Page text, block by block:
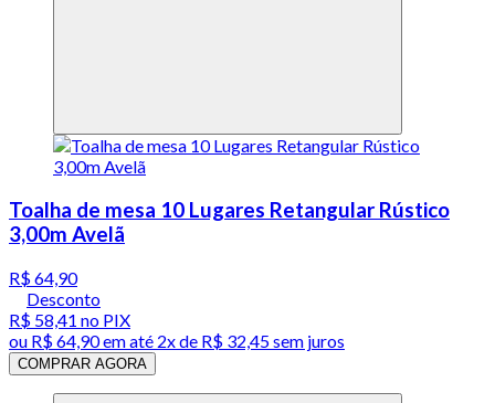
Toalha de mesa 10 Lugares Retangular Rústico
3,00m Avelã
R$ 64,90
Desconto
R$ 58,41 no PIX
ou R$ 64,90em até 2x de R$ 32,45 sem juros
COMPRAR AGORA